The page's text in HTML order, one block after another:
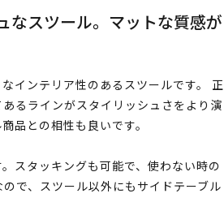
なスツール。マットな質感が
インテリア性のあるスツールです。 正
るラインがスタイリッシュさをより演
品との相性も良いです。
スタッキングも可能で、使わない時の
で、スツール以外にもサイドテーブル